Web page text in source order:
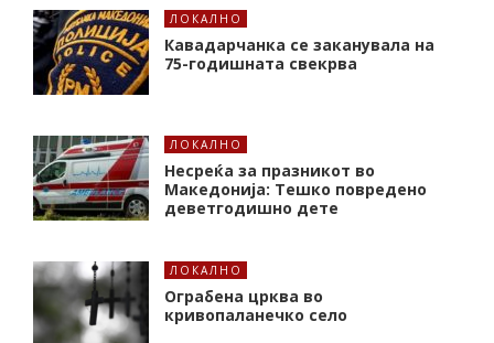
ЛОКАЛНО
Кавадарчанка се заканувала на
75-годишната свекрва
ЛОКАЛНО
Несреќа за празникот во
Македонија: Тешко повредено
деветгодишно дете
ЛОКАЛНО
Ограбена црква во
кривопаланечко село